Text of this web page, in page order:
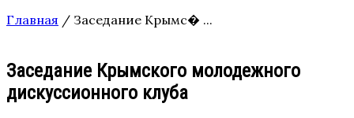
Главная / Заседание Крымс� ...
Заседание Крымского молодежного
дискуссионного клуба